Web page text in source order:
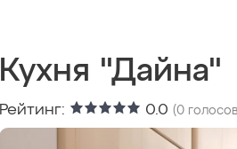
Кухня "Дайна"
Рейтинг: 0.0 (0